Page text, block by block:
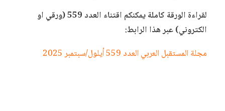
لقراءة الورقة كاملة يمكنكم اقتناء العدد 559 (ورقي او
الكتروني) عبر هذا الرابط:
مجلة المستقبل العربي العدد 559 أيلول/سبتمبر 2025